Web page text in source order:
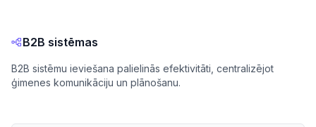
B2B sistēmas
B2B sistēmu ieviešana palielinās efektivitāti, centralizējot
ģimenes komunikāciju un plānošanu.